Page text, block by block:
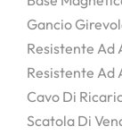
Gancio
Resistente Ad
Resistente Ad
Cavo Di
Scatola Di